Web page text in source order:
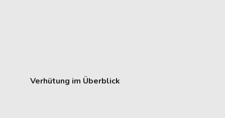
Verhütung im Überblick